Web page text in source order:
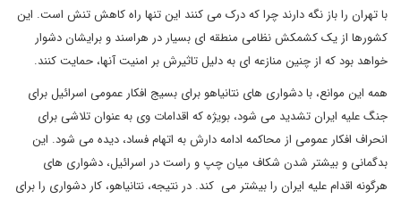
با تهران را باز نگه دارند چرا که درک می کنند این تنها راه کاهش تنش است. این
کشورها از یک کشمکش نظامی منطقه ای بسیار در هراسند و برایشان دشوار
خواهد بود که از چنین منازعه ای به دلیل تاثیرش بر امنیت آنها، حمایت کنند.
همه این موانع، با دشواری های نتانیاهو برای بسیج افکار عمومی اسرائیل برای
جنگ علیه ایران تشدید می شود، بویژه که اقدامات وی به عنوان تلاشی برای
انحراف افکار عمومی از محاکمه ادامه دارش به اتهام فساد، دیده می شود. این
بدگمانی و بیشتر شدن شکاف میان چپ و راست در اسرائیل، دشواری های
هرگونه اقدام علیه ایران را بیشتر می کند. در نتیجه، نتانیاهو، کار دشواری را برای